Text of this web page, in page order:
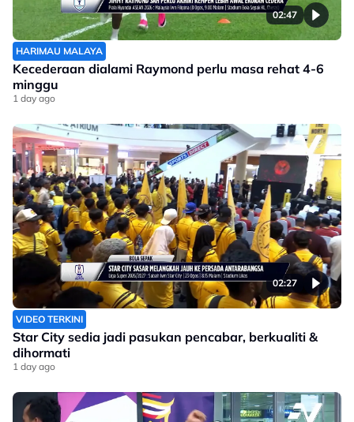
02:47
HARIMAU MALAYA
Kecederaan dialami Raymond perlu masa rehat 4-6
minggu
1 day ago
02:27
VIDEO TERKINI
Star City sedia jadi pasukan pencabar, berkualiti &
dihormati
1 day ago